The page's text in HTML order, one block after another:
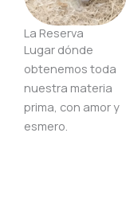
La Reserva
Lugar dónde
obtenemos toda
nuestra materia
prima, con amor y
esmero.